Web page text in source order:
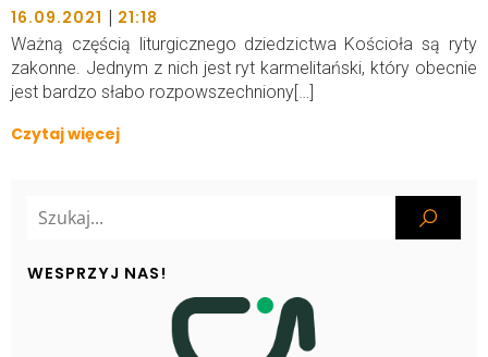
16.09.2021 | 21:18
Ważną częścią liturgicznego dziedzictwa Kościoła są ryty
zakonne. Jednym z nich jest ryt karmelitański, który obecnie
jest bardzo słabo rozpowszechniony[…]
Czytaj więcej
WESPRZYJ NAS!